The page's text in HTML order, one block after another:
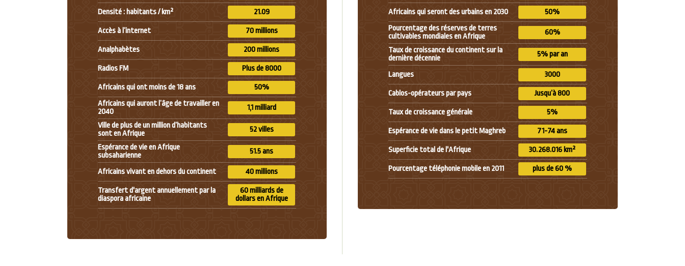
Densité : habitants / km² 21.09
Accès à l’internet 70 millions
Analphabètes 200 millions
Radios FM Plus de 8000
Africains qui ont moins de 18 ans
50%
Africains qui auront l’âge de travailler en
2040
1,1 milliard
Ville de plus de un million d’habitants
sont en Afrique
52 villes
Espérance de vie en Afrique
subsaharienne
51.5 ans
Africains vivant en dehors du continent 40 millions
Transfert d'argent annuellement par la
diaspora africaine
60 milliards de
dollars en Afrique
Africains qui seront des urbains en 2030
50%
Pourcentage des réserves de terres
cultivables mondiales en Afrique
60%
Taux de croissance du continent sur la
dernière décennie
5% par an
Langues 3000
Cablos-opérateurs par pays Jusqu’à 800
Taux de croissance générale 5%
Espérance de vie dans le petit Maghreb 71-74 ans
Superficie total de l'Afrique 30.268.016 km²
Pourcentage téléphonie mobile en 2011 plus de 60 %